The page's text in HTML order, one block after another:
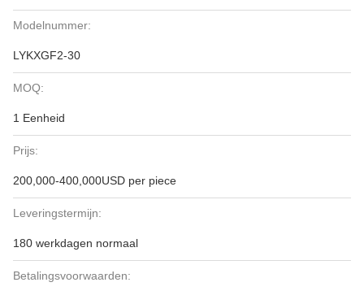
Modelnummer:
LYKXGF2-30
MOQ:
1 Eenheid
Prijs:
200,000-400,000USD per piece
Leveringstermijn:
180 werkdagen normaal
Betalingsvoorwaarden: